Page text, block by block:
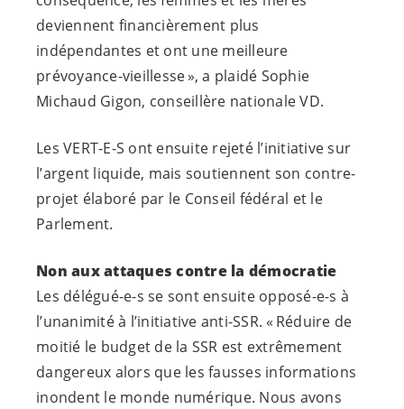
deviennent financièrement plus
indépendantes et ont une meilleure
prévoyance-vieillesse », a plaidé Sophie
Michaud Gigon, conseillère nationale VD.
Les VERT-E-S ont ensuite rejeté l’initiative sur
l’argent liquide, mais soutiennent son contre-
projet élaboré par le Conseil fédéral et le
Parlement.
Non aux attaques contre la démocratie
Les délégué-e-s se sont ensuite opposé-e-s à
l’unanimité à l’initiative anti-SSR. « Réduire de
moitié le budget de la SSR est extrêmement
dangereux alors que les fausses informations
inondent le monde numérique. Nous avons